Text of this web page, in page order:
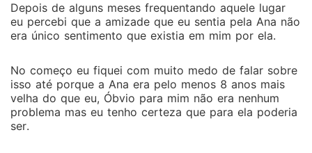
Depois de alguns meses frequentando aquele lugar
eu percebi que a amizade que eu sentia pela Ana não
era único sentimento que existia em mim por ela.
No começo eu fiquei com muito medo de falar sobre
isso até porque a Ana era pelo menos 8 anos mais
velha do que eu, Óbvio para mim não era nenhum
problema mas eu tenho certeza que para ela poderia
ser.